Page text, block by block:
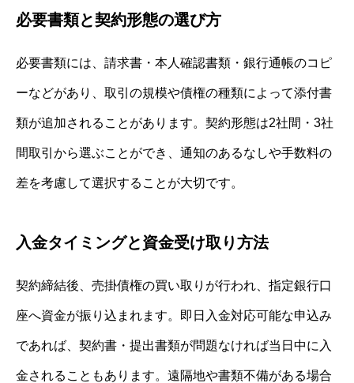
必要書類と契約形態の選び方
必要書類には、請求書・本人確認書類・銀行通帳のコピ
ーなどがあり、取引の規模や債権の種類によって添付書
類が追加されることがあります。契約形態は2社間・3社
間取引から選ぶことができ、通知のあるなしや手数料の
差を考慮して選択することが大切です。
入金タイミングと資金受け取り方法
契約締結後、売掛債権の買い取りが行われ、指定銀行口
座へ資金が振り込まれます。即日入金対応可能な申込み
であれば、契約書・提出書類が問題なければ当日中に入
金されることもあります。遠隔地や書類不備がある場合